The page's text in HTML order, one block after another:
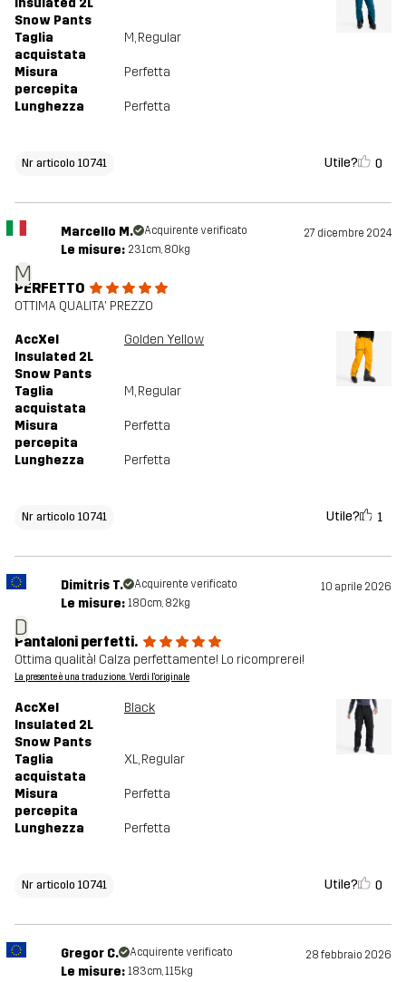
Insulated 2L
Snow Pants
Taglia
acquistata
M, Regular
Misura
percepita
Perfetta
Lunghezza Perfetta
Nr articolo 10741 Utile? 0
M
Marcello M. Acquirente verificato 27 dicembre 2024
Le misure: 231cm, 80kg
PERFETTO
OTTIMA QUALITA' PREZZO
AccXel
Insulated 2L
Snow Pants
Golden Yellow
Taglia
acquistata
M, Regular
Misura
percepita
Perfetta
Lunghezza Perfetta
Nr articolo 10741 Utile? 1
D
Dimitris T. Acquirente verificato 10 aprile 2026
Le misure: 180cm, 82kg
Pantaloni perfetti.
Ottima qualità! Calza perfettamente! Lo ricomprerei!
La presente è una traduzione. Verdi l'originale
AccXel
Insulated 2L
Snow Pants
Black
Taglia
acquistata
XL, Regular
Misura
percepita
Perfetta
Lunghezza Perfetta
Nr articolo 10741 Utile? 0
Gregor C. Acquirente verificato 28 febbraio 2026
Le misure: 183cm, 115kg